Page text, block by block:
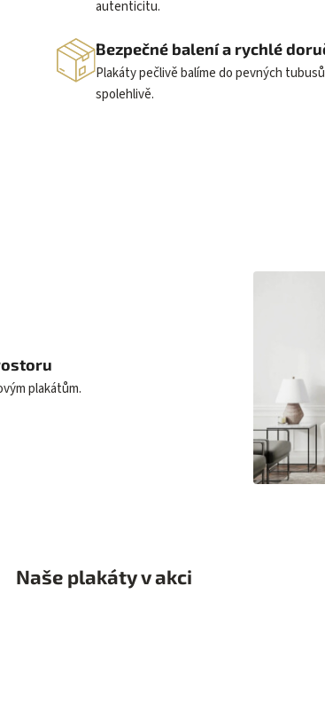
autenticitu.
Bezpečné balení a rychlé
Plakáty pečlivě balíme do pevných
spolehlivě.
plakátům.
Naše plakáty v akci